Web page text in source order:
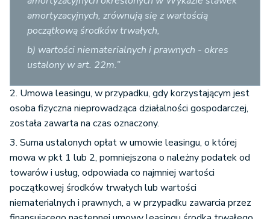
amortyzacyjnych, zrównują się z wartością
początkową środków trwałych,
b) wartości niematerialnych i prawnych - okres
ustalony w art. 22m.”
2. Umowa leasingu, w przypadku, gdy korzystającym jest
osoba fizyczna nieprowadząca działalności gospodarczej,
została zawarta na czas oznaczony.
3. Suma ustalonych opłat w umowie leasingu, o której
mowa w pkt 1 lub 2, pomniejszona o należny podatek od
towarów i usług, odpowiada co najmniej wartości
początkowej środków trwałych lub wartości
niematerialnych i prawnych, a w przypadku zawarcia przez